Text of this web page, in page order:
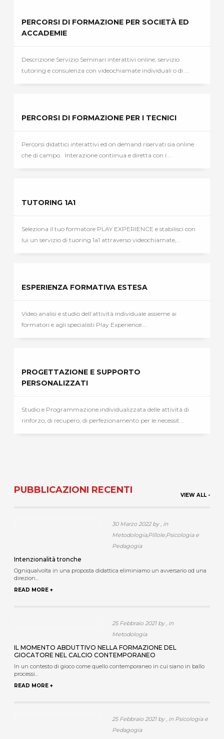
PERCORSI DI FORMAZIONE PER SOCIETÀ ED
ACCADEMIE
Descrizione Servizio Seminari interattivi online, servizio
tutoring e consulenza con videochiamate individuali o di ...
PERCORSI DI FORMAZIONE PER I TECNICI
Percorsi didattici interattivi ed on demand riservati sia online
che di campo. Interazione contiinua e diretta con i...
TUTORING 1A1
Seleziona il tuo formatore PLAY EXPERIENCE e stabilisci con
lui un servizio di tuoring 1a1 attraverso videochiamate,...
ESPERIENZA FORMATIVA ESTESA
Video analisi e studio dell’attività individuale assieme ai
formatori e agli specialisti Play Experience....
PROGETTAZIONE E SUPPORTO
PERSONALIZZATI
Studio e Programmazione individualizzata delle attività di
rinforzo, di recupero, di perfezionamento per le necessit...
PUBBLICAZIONI RECENTI VIEW ALL -
30 Marzo 2022 by , in
Metodologia,Pillole,Psicologia e
Pedagogia
Intenzionalità tronche
Ogniqualvolta in una proposta didattica eliminiamo un avversario od una
direzion...
READ MORE +
25 Febbraio 2021 by , in
Metodologia
IL MOMENTO ABDUTTIVO NELLA FORMAZIONE DEL
GIOCATORE NEL CALCIO CONTEMPORANEO
In un contesto di gioco come quello contemporaneo in cui siano in ballo
processi...
READ MORE +
25 Febbraio 2021 by , in Psicologia e
Pedagogia